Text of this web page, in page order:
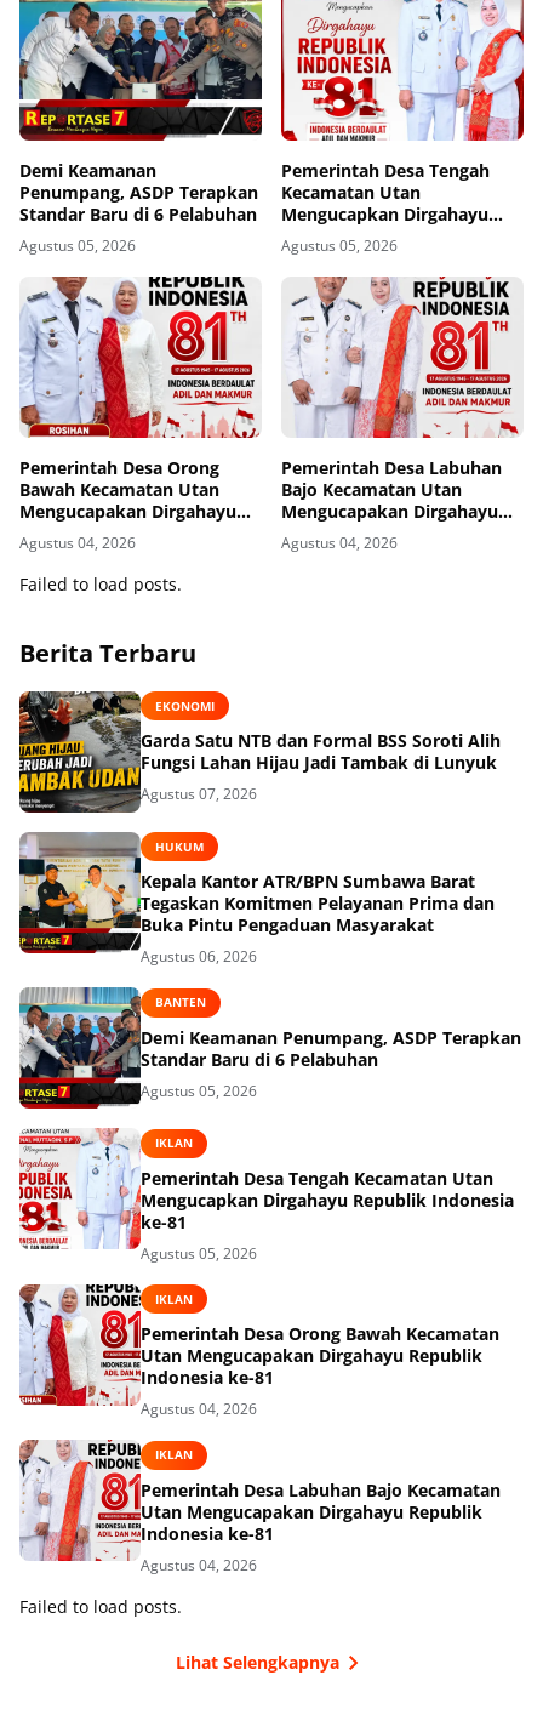
Demi Keamanan
Penumpang, ASDP Terapkan
Standar Baru di 6 Pelabuhan
Agustus 05, 2026
Pemerintah Desa Tengah
Kecamatan Utan
Mengucapkan Dirgahayu
Republik Indonesia ke-81
Agustus 05, 2026
Pemerintah Desa Orong
Bawah Kecamatan Utan
Mengucapakan Dirgahayu
Republik Indonesia ke-81
Agustus 04, 2026
Pemerintah Desa Labuhan
Bajo Kecamatan Utan
Mengucapakan Dirgahayu
Republik Indonesia ke-81
Agustus 04, 2026
Failed to load posts.
Berita Terbaru
EKONOMI
Garda Satu NTB dan Formal BSS Soroti Alih
Fungsi Lahan Hijau Jadi Tambak di Lunyuk
Agustus 07, 2026
HUKUM
Kepala Kantor ATR/BPN Sumbawa Barat
Tegaskan Komitmen Pelayanan Prima dan
Buka Pintu Pengaduan Masyarakat
Agustus 06, 2026
BANTEN
Demi Keamanan Penumpang, ASDP Terapkan
Standar Baru di 6 Pelabuhan
Agustus 05, 2026
IKLAN
Pemerintah Desa Tengah Kecamatan Utan
Mengucapkan Dirgahayu Republik Indonesia
ke-81
Agustus 05, 2026
IKLAN
Pemerintah Desa Orong Bawah Kecamatan
Utan Mengucapakan Dirgahayu Republik
Indonesia ke-81
Agustus 04, 2026
IKLAN
Pemerintah Desa Labuhan Bajo Kecamatan
Utan Mengucapakan Dirgahayu Republik
Indonesia ke-81
Agustus 04, 2026
Failed to load posts.
Lihat Selengkapnya